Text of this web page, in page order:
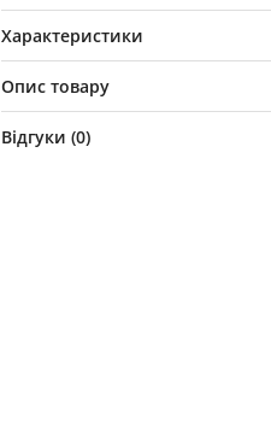
Характеристики
Опис товару
Відгуки (0)